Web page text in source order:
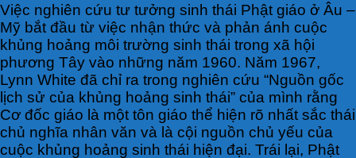
Việc nghiên cứu tư tưởng sinh thái Phật giáo ở Âu –
Mỹ bắt đầu từ việc nhận thức và phản ánh cuộc
khủng hoảng môi trường sinh thái trong xã hội
phương Tây vào những năm 1960. Năm 1967,
Lynn White đã chỉ ra trong nghiên cứu “Nguồn gốc
lịch sử của khủng hoảng sinh thái” của mình rằng
Cơ đốc giáo là một tôn giáo thể hiện rõ nhất sắc thái
chủ nghĩa nhân văn và là cội nguồn chủ yếu của
cuộc khủng hoảng sinh thái hiện đại. Trái lại, Phật